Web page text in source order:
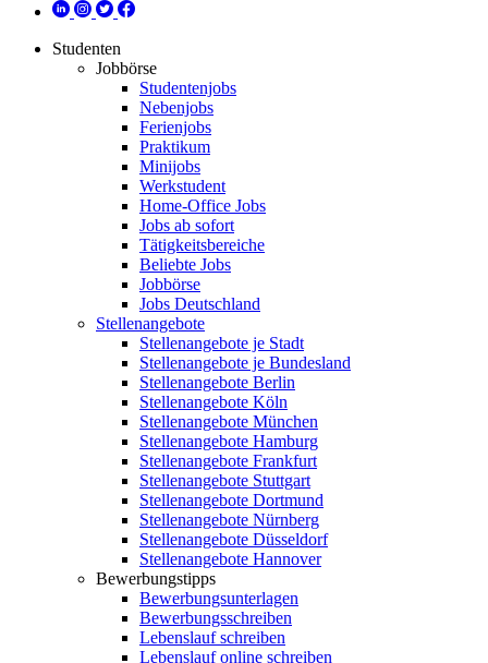
Studenten
Jobbörse
Studentenjobs
Nebenjobs
Ferienjobs
Praktikum
Minijobs
Werkstudent
Home-Office Jobs
Jobs ab sofort
Tätigkeitsbereiche
Beliebte Jobs
Jobbörse
Jobs Deutschland
Stellenangebote
Stellenangebote je Stadt
Stellenangebote je Bundesland
Stellenangebote Berlin
Stellenangebote Köln
Stellenangebote München
Stellenangebote Hamburg
Stellenangebote Frankfurt
Stellenangebote Stuttgart
Stellenangebote Dortmund
Stellenangebote Nürnberg
Stellenangebote Düsseldorf
Stellenangebote Hannover
Bewerbungstipps
Bewerbungsunterlagen
Bewerbungsschreiben
Lebenslauf schreiben
Lebenslauf online schreiben